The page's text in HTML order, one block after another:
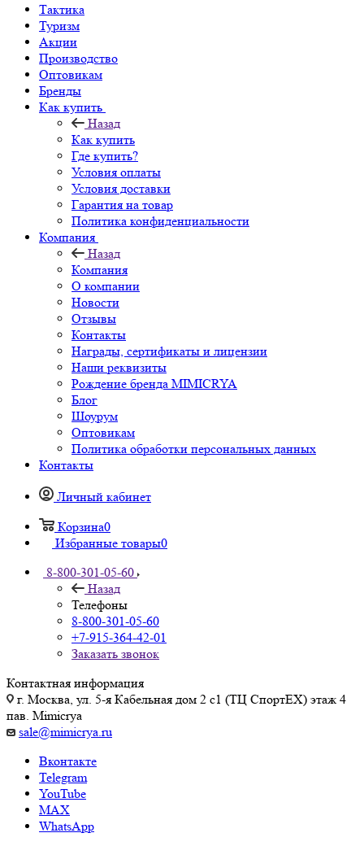
Тактика
Туризм
Акции
Производство
Оптовикам
Бренды
Как купить
Назад
Как купить
Где купить?
Условия оплаты
Условия доставки
Гарантия на товар
Политика конфиденциальности
Компания
Назад
Компания
О компании
Новости
Отзывы
Контакты
Награды, сертификаты и лицензии
Наши реквизиты
Рождение бренда MIMICRYA
Блог
Шоурум
Оптовикам
Политика обработки персональных данных
Контакты
Личный кабинет
Корзина0
Избранные товары0
8-800-301-05-60
Назад
Телефоны
8-800-301-05-60
+7-915-364-42-01
Заказать звонок
Контактная информация
г. Москва, ул. 5-я Кабельная дом 2 с1 (ТЦ СпортEX) этаж 4
пав. Mimicrya
sale@mimicrya.ru
Вконтакте
Telegram
YouTube
MAX
WhatsApp